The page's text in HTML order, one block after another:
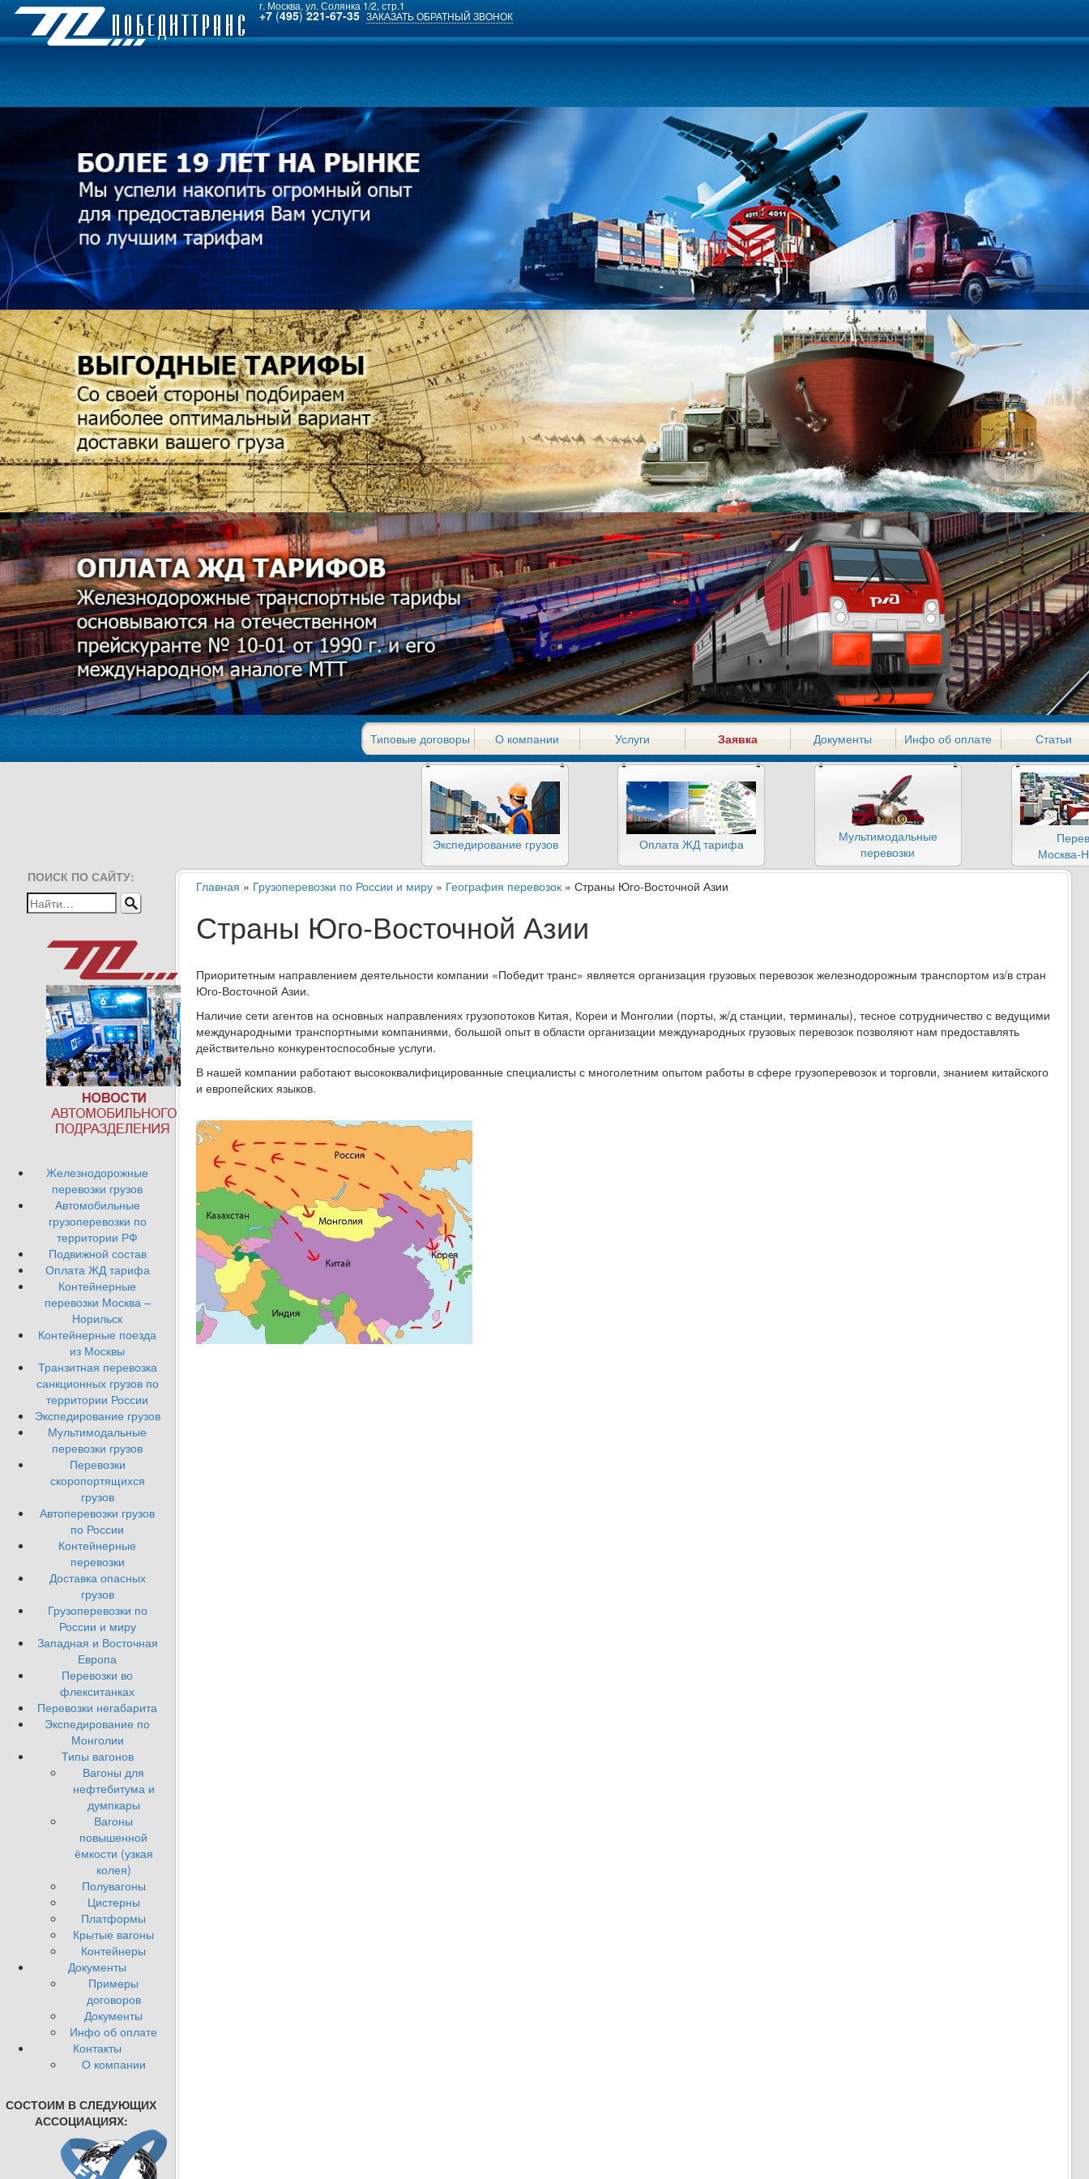
г. Москва, ул. Солянка 1/2, стр.1
+7 (495)221-67-35 ЗАКАЗАТЬ ОБРАТНЫЙ ЗВОНОК
Типовые договоры О компании Услуги Заявка Документы Инфо об оплате Статьи
Экспедирование грузов Оплата ЖД тарифа
Мультимодальные
перевозки
Москва-
ПОИСК ПО САЙТУ:
Железнодорожные
перевозки грузов
Автомобильные
грузоперевозки по
территории РФ
Подвижной состав
Оплата ЖД тарифа
Контейнерные
перевозки Москва –
Норильск
Контейнерные поезда
из Москвы
Транзитная перевозка
санкционных грузов по
территории России
Экспедирование грузов
Мультимодальные
перевозки грузов
Перевозки
скоропортящихся
грузов
Автоперевозки грузов
по России
Контейнерные
перевозки
Доставка опасных
грузов
Грузоперевозки по
России и миру
Западная и Восточная
Европа
Перевозки во
флекситанках
Перевозки негабарита
Экспедирование по
Монголии
Типы вагонов
Вагоны для
нефтебитума и
думпкары
Вагоны
повышенной
ёмкости (узкая
колея)
Полувагоны
Цистерны
Платформы
Крытые вагоны
Контейнеры
Документы
Примеры
договоров
Документы
Инфо об оплате
Контакты
О компании
СОСТОИМ В СЛЕДУЮЩИХ
АССОЦИАЦИЯХ:
Главная » Грузоперевозки по России и миру » География перевозок » Страны Юго-Восточной Азии
Страны Юго-Восточной Азии
Приоритетным направлением деятельности компании «Победит транс» является организация грузовых перевозок железнодорожным транспортом из/в стран
Юго-Восточной Азии.
Наличие сети агентов на основных направлениях грузопотоков Китая, Кореи и Монголии (порты, ж/д станции, терминалы), тесное сотрудничество с ведущими
международными транспортными компаниями, большой опыт в области организации международных грузовых перевозок позволяют нам предоставлять
действительно конкурентоспособные услуги.
В нашей компании работают высококвалифицированные специалисты с многолетним опытом работы в сфере грузоперевозок и торговли, знанием китайского
и европейских языков.